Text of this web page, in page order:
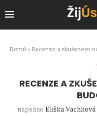
Domů » Recenze a zkušenosti
RECENZE A
napsáno Eliška Vachková